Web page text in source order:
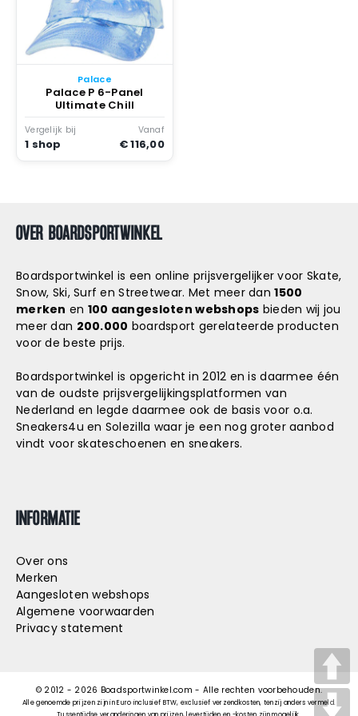
Palace
Palace P 6-Panel
Ultimate Chill
Vergelijk bij
1 shop
Vanaf
€ 116,00
OVER BOARDSPORTWINKEL
Boardsportwinkel is een online prijsvergelijker voor Skate,
Snow, Ski, Surf en Streetwear. Met meer dan1500
merken en 100 aangesloten webshops bieden wij jou
meer dan 200.000 boardsport gerelateerde producten
voor de beste prijs.
Boardsportwinkel is opgericht in 2012 en is daarmee één
van de oudste prijsvergelijkingsplatformen van
Nederland en legde daarmee ook de basis voor o.a.
Sneakers4u en Solezilla waar je een nog groter aanbod
vindt voor skateschoenen en sneakers.
INFORMATIE
Over ons
Merken
Aangesloten webshops
Algemene voorwaarden
Privacy statement
© 2012 - 2026 Boadsportwinkel.com - Alle rechten voorbehouden.
Alle genoemde prijzen zijn in Euro inclusief BTW, exclusief verzendkosten, tenzij anders vermeld.